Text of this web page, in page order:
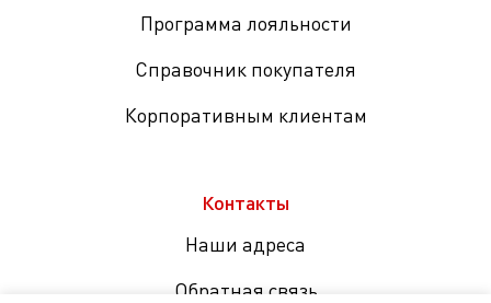
Программа лояльности
Справочник покупателя
Корпоративным клиентам
Контакты
Наши адреса
Обратная связь